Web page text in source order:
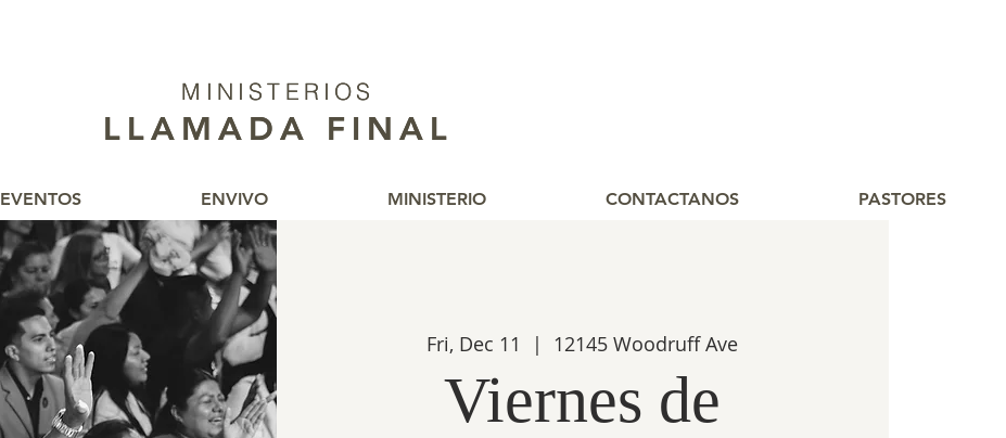
MINISTERIOS
LLAMADA FINAL
MINISTERIOS
LLAMADA FINAL
EVENTOS ENVIVO MINISTERIO CONTACTANOS PASTORES
Fri, Dec 11
  |
12145 Woodruff Ave
Viernes de